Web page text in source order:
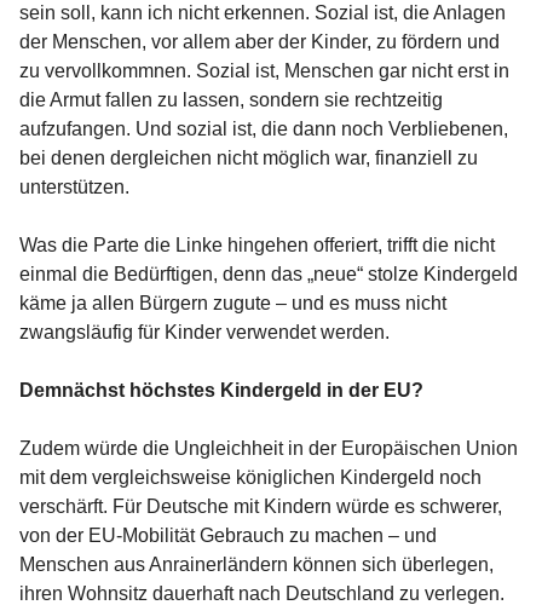
sein soll, kann ich nicht erkennen. Sozial ist, die Anlagen
der Menschen, vor allem aber der Kinder, zu fördern und
zu vervollkommnen. Sozial ist, Menschen gar nicht erst in
die Armut fallen zu lassen, sondern sie rechtzeitig
aufzufangen. Und sozial ist, die dann noch Verbliebenen,
bei denen dergleichen nicht möglich war, finanziell zu
unterstützen.
Was die Parte die Linke hingehen offeriert, trifft die nicht
einmal die Bedürftigen, denn das „neue“ stolze Kindergeld
käme ja allen Bürgern zugute – und es muss nicht
zwangsläufig für Kinder verwendet werden.
Demnächst höchstes Kindergeld in der EU?
Zudem würde die Ungleichheit in der Europäischen Union
mit dem vergleichsweise königlichen Kindergeld noch
verschärft. Für Deutsche mit Kindern würde es schwerer,
von der EU-Mobilität Gebrauch zu machen – und
Menschen aus Anrainerländern können sich überlegen,
ihren Wohnsitz dauerhaft nach Deutschland zu verlegen.